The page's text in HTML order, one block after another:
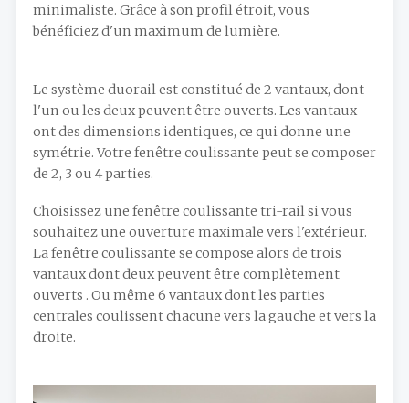
minimaliste. Grâce à son profil étroit, vous
bénéficiez d'un maximum de lumière.
Le système duorail est constitué de 2 vantaux, dont
l'un ou les deux peuvent être ouverts. Les vantaux
ont des dimensions identiques, ce qui donne une
symétrie. Votre fenêtre coulissante peut se composer
de 2, 3 ou 4 parties.
Choisissez une fenêtre coulissante tri-rail si vous
souhaitez une ouverture maximale vers l'extérieur.
La fenêtre coulissante se compose alors de trois
vantaux dont deux peuvent être complètement
ouverts . Ou même 6 vantaux dont les parties
centrales coulissent chacune vers la gauche et vers la
droite.